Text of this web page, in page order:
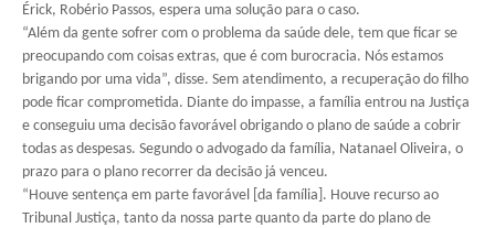
Érick, Robério Passos, espera uma solução para o caso.
“Além da gente sofrer com o problema da saúde dele, tem que ficar se
preocupando com coisas extras, que é com burocracia. Nós estamos
brigando por uma vida”, disse. Sem atendimento, a recuperação do filho
pode ficar comprometida. Diante do impasse, a família entrou na Justiça
e conseguiu uma decisão favorável obrigando o plano de saúde a cobrir
todas as despesas. Segundo o advogado da família, Natanael Oliveira, o
prazo para o plano recorrer da decisão já venceu.
“Houve sentença em parte favorável [da família]. Houve recurso ao
Tribunal Justiça, tanto da nossa parte quanto da parte do plano de